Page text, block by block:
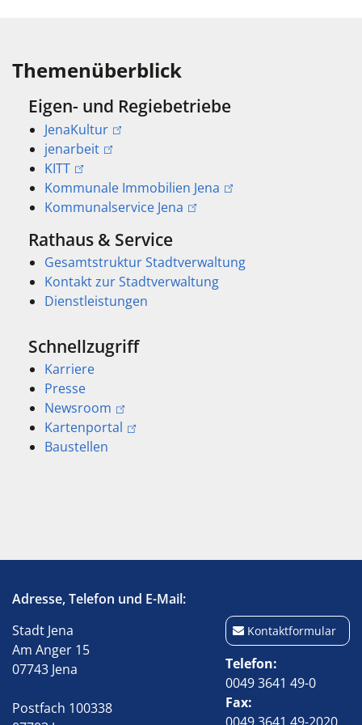
Themenüberblick
Eigen- und Regiebetriebe
JenaKultur
jenarbeit
KITT
Kommunale Immobilien Jena
Kommunalservice Jena
Rathaus & Service
Gesamtstruktur Stadtverwaltung
Kontakt zur Stadtverwaltung
Dienstleistungen
Schnellzugriff
Karriere
Presse
Newsroom
Kartenportal
Baustellen
Adresse, Telefon und E-Mail:
Stadt Jena
Am Anger 15
07743 Jena
Postfach 100338
Kontaktformular
Telefon
0049 3641 49-0
Fax